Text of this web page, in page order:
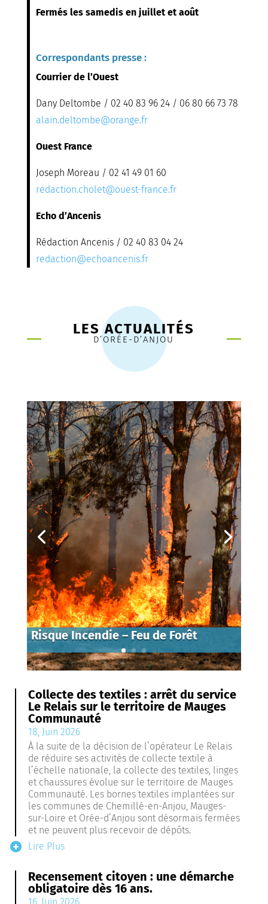
Fermés les samedis en juillet et août
Correspondants presse :
Courrier de l’Ouest
Dany Deltombe / 02 40 83 96 24 / 06 80 66 73 78
alain.deltombe@orange.fr
Ouest France
Joseph Moreau / 02 41 49 01 60
redaction.cholet@ouest-france.fr
Echo d’Ancenis
Rédaction Ancenis / 02 40 83 04 24
redaction@echoancenis.fr
LES ACTUALITÉS
D’ORÉE-D’ANJOU
Risque Incendie – Feu de Forêt
Collecte des textiles : arrêt du service
Le Relais sur le territoire de Mauges
Communauté
18, Juin 2026
À la suite de la décision de l’opérateur Le Relais
de réduire ses activités de collecte textile à
l’échelle nationale, la collecte des textiles, linges
et chaussures évolue sur le territoire de Mauges
Communauté. Les bornes textiles implantées sur
les communes de Chemillé-en-Anjou, Mauges-
sur-Loire et Orée-d’Anjou sont désormais fermées
et ne peuvent plus recevoir de dépôts.
Lire Plus
Recensement citoyen : une démarche
obligatoire dès 16 ans.